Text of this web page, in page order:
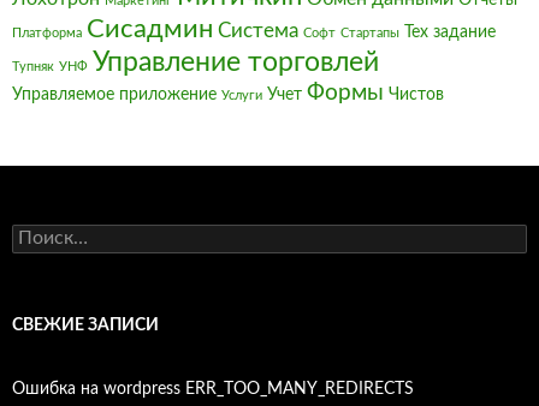
Платформа Сисадмин Система Софт Стартапы Тех задание
Тупняк УНФ Управление торговлей
Управляемое приложение Услуги Учет Формы Чистов
Найти:
СВЕЖИЕ ЗАПИСИ
Ошибка на wordpress ERR_TOO_MANY_REDIRECTS